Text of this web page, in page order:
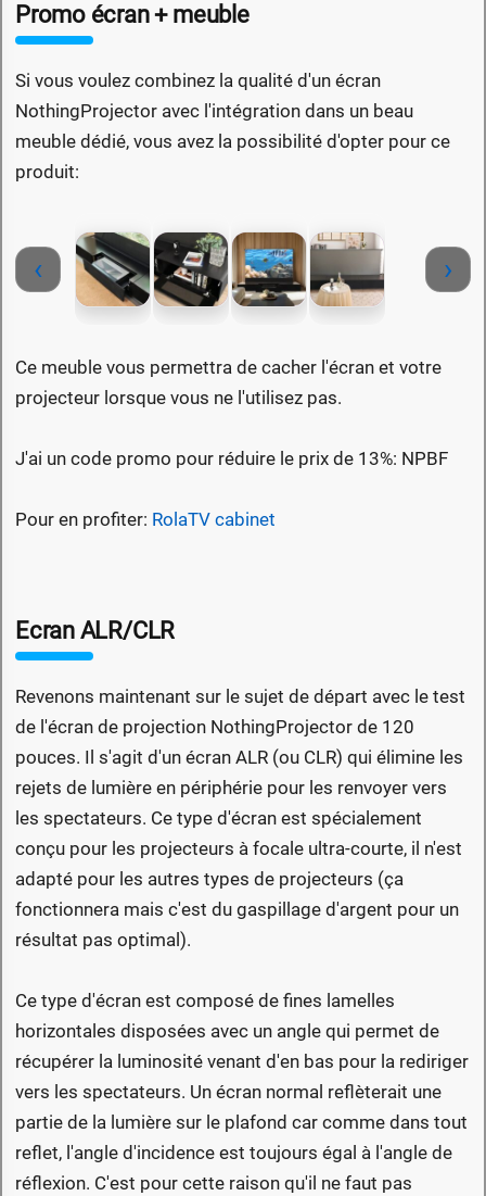
Promo écran + meuble
Si vous voulez combinez la qualité d'un écran
NothingProjector avec l'intégration dans un beau
meuble dédié, vous avez la possibilité d'opter pour ce
produit:
‹ ›
Ce meuble vous permettra de cacher l'écran et votre
projecteur lorsque vous ne l'utilisez pas.
J'ai un code promo pour réduire le prix de 13%: NPBF
Pour en profiter: RolaTV cabinet
Ecran ALR/CLR
Revenons maintenant sur le sujet de départ avec le test
de l'écran de projection NothingProjector de 120
pouces. Il s'agit d'un écran ALR (ou CLR) qui élimine les
rejets de lumière en périphérie pour les renvoyer vers
les spectateurs. Ce type d'écran est spécialement
conçu pour les projecteurs à focale ultra-courte, il n'est
adapté pour les autres types de projecteurs (ça
fonctionnera mais c'est du gaspillage d'argent pour un
résultat pas optimal).
Ce type d'écran est composé de fines lamelles
horizontales disposées avec un angle qui permet de
récupérer la luminosité venant d'en bas pour la rediriger
vers les spectateurs. Un écran normal reflèterait une
partie de la lumière sur le plafond car comme dans tout
reflet, l'angle d'incidence est toujours égal à l'angle de
réflexion. C'est pour cette raison qu'il ne faut pas